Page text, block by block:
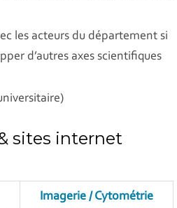
les acteurs du département si
d’autres axes scientifiques
sites internet
Imagerie / Cytométrie